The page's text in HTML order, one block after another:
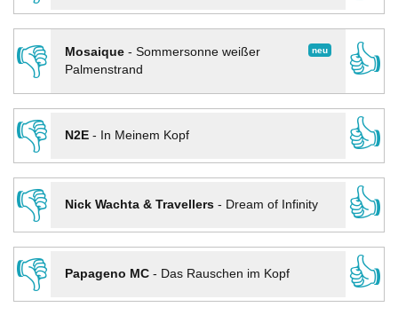
👎
neu
Mosaique- Sommersonne weißer
Palmenstrand
👍
👎
N2E- In Meinem Kopf
👍
👎
Nick Wachta & Travellers- Dream of Infinity
👍
👎
Papageno MC- Das Rauschen im Kopf
👍